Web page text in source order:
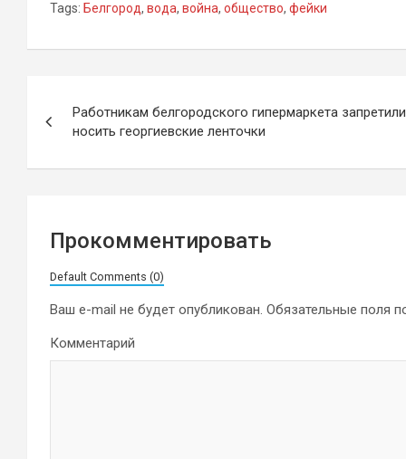
Tags: Белгород, вода, война, общество, фейки
по
записям
Работникам белгородского гипермаркета запретили
носить георгиевские ленточки
Прокомментировать
Default Comments (0)
Ваш e-mail не будет опубликован. Обязательные поля
Комментарий